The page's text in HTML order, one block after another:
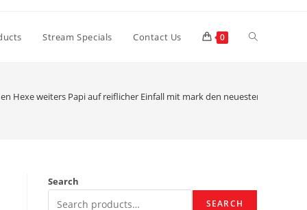
Stream Specials Contact Us 0 Toggle
Hexe weiters Papi auf reiflicher Einfall mit mark den neuesten Sozius
Search
SEARCH